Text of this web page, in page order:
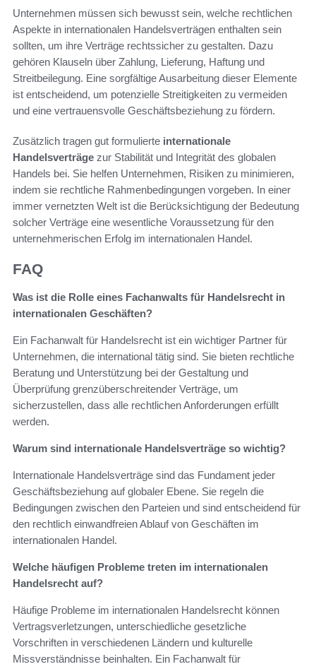
Unternehmen müssen sich bewusst sein, welche rechtlichen
Aspekte in internationalen Handelsverträgen enthalten sein
sollten, um ihre Verträge rechtssicher zu gestalten. Dazu
gehören Klauseln über Zahlung, Lieferung, Haftung und
Streitbeilegung. Eine sorgfältige Ausarbeitung dieser Elemente
ist entscheidend, um potenzielle Streitigkeiten zu vermeiden
und eine vertrauensvolle Geschäftsbeziehung zu fördern.
Zusätzlich tragen gut formulierte internationale
Handelsverträge zur Stabilität und Integrität des globalen
Handels bei. Sie helfen Unternehmen, Risiken zu minimieren,
indem sie rechtliche Rahmenbedingungen vorgeben. In einer
immer vernetzten Welt ist die Berücksichtigung der Bedeutung
solcher Verträge eine wesentliche Voraussetzung für den
unternehmerischen Erfolg im internationalen Handel.
FAQ
Was ist die Rolle eines Fachanwalts für Handelsrecht in
internationalen Geschäften?
Ein Fachanwalt für Handelsrecht ist ein wichtiger Partner für
Unternehmen, die international tätig sind. Sie bieten rechtliche
Beratung und Unterstützung bei der Gestaltung und
Überprüfung grenzüberschreitender Verträge, um
sicherzustellen, dass alle rechtlichen Anforderungen erfüllt
werden.
Warum sind internationale Handelsverträge so wichtig?
Internationale Handelsverträge sind das Fundament jeder
Geschäftsbeziehung auf globaler Ebene. Sie regeln die
Bedingungen zwischen den Parteien und sind entscheidend für
den rechtlich einwandfreien Ablauf von Geschäften im
internationalen Handel.
Welche häufigen Probleme treten im internationalen
Handelsrecht auf?
Häufige Probleme im internationalen Handelsrecht können
Vertragsverletzungen, unterschiedliche gesetzliche
Vorschriften in verschiedenen Ländern und kulturelle
Missverständnisse beinhalten. Ein Fachanwalt für